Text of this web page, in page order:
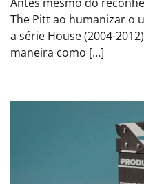
The Pitt ao humanizar o
a série House (2004-
maneira como […]